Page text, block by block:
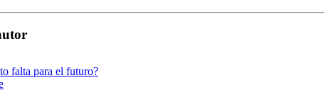
falta para el futuro?